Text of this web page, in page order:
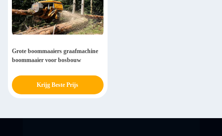
Grote boommaaiers graafmachine
boommaaier voor bosbouw
Krijg Beste Prijs